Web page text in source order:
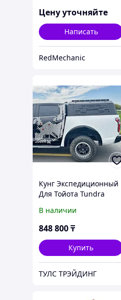
Цену уточняйте
Написать
RedMechanic
Кунг Экспедиционный
Для Тойота Tundra
В наличии
848 800₸
Купить
ТУЛС ТРЭЙДИНГ